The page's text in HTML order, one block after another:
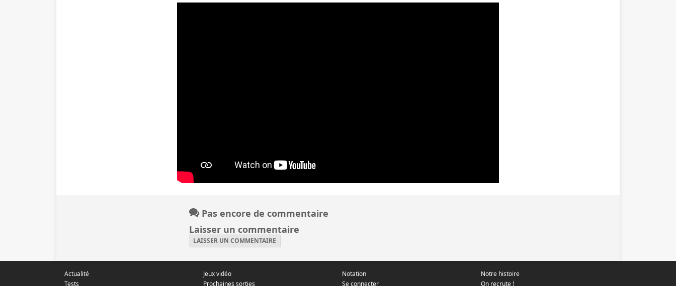
Pas encore de commentaire
Laisser un commentaire
LAISSER UN COMMENTAIRE
Actualité
Tests
Jeux vidéo
Prochaines sorties
Notation
Se connecter
Notre histoire
On recrute !